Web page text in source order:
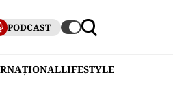
PODCAST
LIFESTYLE